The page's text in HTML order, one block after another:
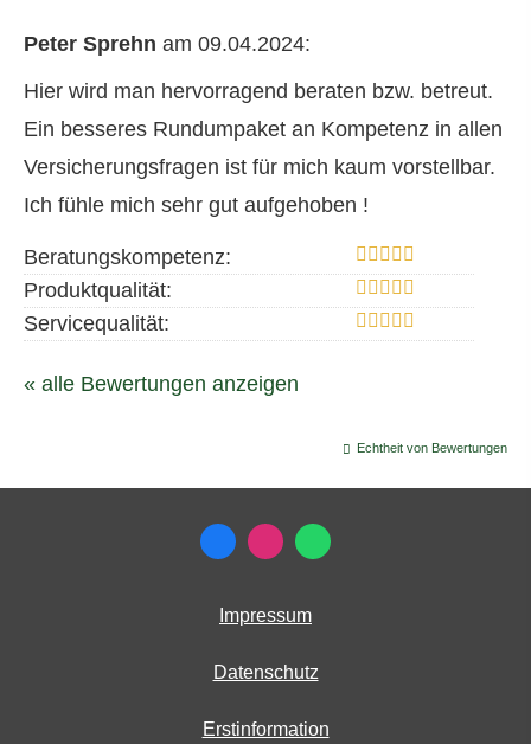
Peter Sprehn am 09.04.2024:
Hier wird man hervorragend beraten bzw. betreut.
Ein besseres Rundumpaket an Kompetenz in allen
Versicherungsfragen ist für mich kaum vorstellbar.
Ich fühle mich sehr gut aufgehoben !
Beratungskompetenz:
Produktqualität:
Servicequalität:
« alle Bewertungen anzeigen
Echtheit von Bewertungen
Impressum
Datenschutz
Erstinformation